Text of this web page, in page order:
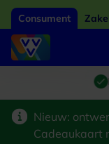
Consument
Nieuw:
Cadeaukaart